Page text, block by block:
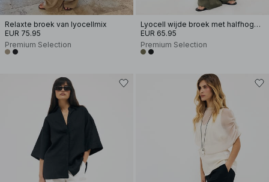
Relaxte broek van lyocellmix
EUR 75.95
Premium Selection
Lyocell wijde broek met halfhoge taille
EUR 65.95
Premium Selection